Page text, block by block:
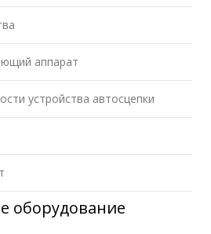
аппарат
устройства автосцепки
оборудование